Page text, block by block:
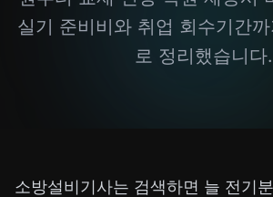
실기 준비비와 취업 회수기간
로 정리했습니다.
소방설비기사는 검색하면 늘 전기